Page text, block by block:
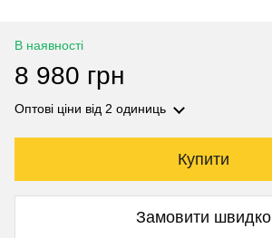
В наявності
8 980 грн
Оптові ціни від 2 одиниць
Купити
Замовити швидко